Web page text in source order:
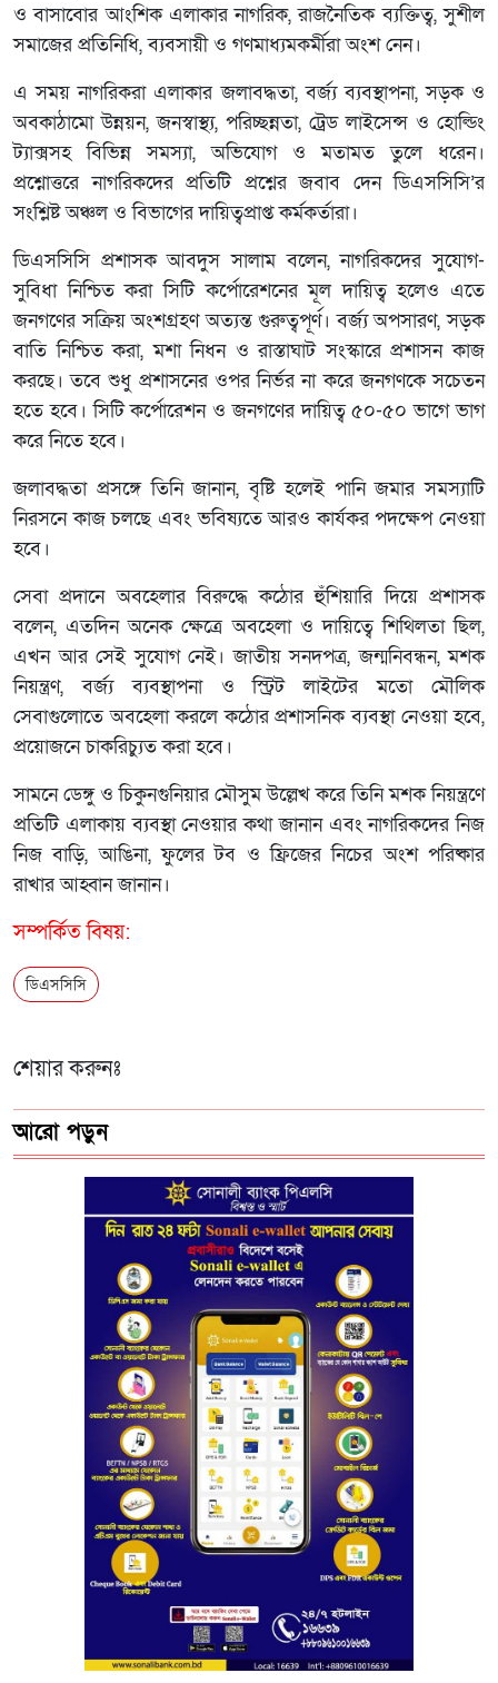
ও বাসাবোর আংশিক এলাকার নাগরিক, রাজনৈতিক ব্যক্তিত্ব, সুশীল
সমাজের প্রতিনিধি, ব্যবসায়ী ও গণমাধ্যমকর্মীরা অংশ নেন।
এ সময় নাগরিকরা এলাকার জলাবদ্ধতা, বর্জ্য ব্যবস্থাপনা, সড়ক ও
অবকাঠামো উন্নয়ন, জনস্বাস্থ্য, পরিচ্ছন্নতা, ট্রেড লাইসেন্স ও হোল্ডিং
ট্যাক্সসহ বিভিন্ন সমস্যা, অভিযোগ ও মতামত তুলে ধরেন।
প্রশ্নোত্তরে নাগরিকদের প্রতিটি প্রশ্নের জবাব দেন ডিএসসিসি’র
সংশ্লিষ্ট অঞ্চল ও বিভাগের দায়িত্বপ্রাপ্ত কর্মকর্তারা।
ডিএসসিসি প্রশাসক আবদুস সালাম বলেন, নাগরিকদের সুযোগ-
সুবিধা নিশ্চিত করা সিটি কর্পোরেশনের মূল দায়িত্ব হলেও এতে
জনগণের সক্রিয় অংশগ্রহণ অত্যন্ত গুরুত্বপূর্ণ। বর্জ্য অপসারণ, সড়ক
বাতি নিশ্চিত করা, মশা নিধন ও রাস্তাঘাট সংস্কারে প্রশাসন কাজ
করছে। তবে শুধু প্রশাসনের ওপর নির্ভর না করে জনগণকে সচেতন
হতে হবে। সিটি কর্পোরেশন ও জনগণের দায়িত্ব ৫০-৫০ ভাগে ভাগ
করে নিতে হবে।
জলাবদ্ধতা প্রসঙ্গে তিনি জানান, বৃষ্টি হলেই পানি জমার সমস্যাটি
নিরসনে কাজ চলছে এবং ভবিষ্যতে আরও কার্যকর পদক্ষেপ নেওয়া
হবে।
সেবা প্রদানে অবহেলার বিরুদ্ধে কঠোর হুঁশিয়ারি দিয়ে প্রশাসক
বলেন, ​এতদিন অনেক ক্ষেত্রে অবহেলা ও দায়িত্বে শিথিলতা ছিল,
এখন আর সেই সুযোগ নেই। জাতীয় সনদপত্র, জন্মনিবন্ধন, মশক
নিয়ন্ত্রণ, বর্জ্য ব্যবস্থাপনা ও স্ট্রিট লাইটের মতো মৌলিক
সেবাগুলোতে অবহেলা করলে কঠোর প্রশাসনিক ব্যবস্থা নেওয়া হবে,
প্রয়োজনে চাকরিচ্যুত করা হবে।
সামনে ডেঙ্গু ও চিকুনগুনিয়ার মৌসুম উল্লেখ করে তিনি মশক নিয়ন্ত্রণে
প্রতিটি এলাকায় ব্যবস্থা নেওয়ার কথা জানান এবং নাগরিকদের নিজ
নিজ বাড়ি, আঙিনা, ফুলের টব ও ফ্রিজের নিচের অংশ পরিষ্কার
রাখার আহ্বান জানান।
সম্পর্কিত বিষয়:
ডিএসসিসি
শেয়ার করুনঃ
আরো পড়ুন